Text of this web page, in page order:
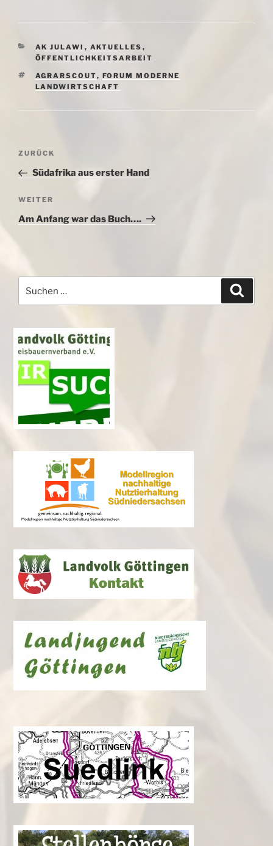
KATEGORIEN
AK JULAWI , AKTUELLES ,
ÖFFENTLICHKEITSARBEIT
SCHLAGWÖRTER
AGRARSCOUT, FORUM MODERNE
LANDWIRTSCHAFT
Beitragsnavigation
Vorheriger
Beitrag
ZURÜCK
Südafrika aus erster Hand
Nächster
Beitrag
WEITER
Am Anfang war das Buch….
nach: